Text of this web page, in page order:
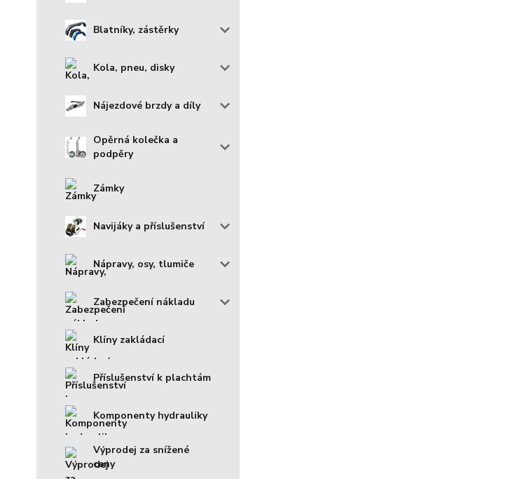
Blatníky, zástěrky
Kola, pneu, disky
Nájezdové brzdy a díly
Opěrná kolečka a
podpěry
Zámky
Navijáky a příslušenství
Nápravy, osy, tlumiče
Zabezpečení nákladu
Klíny zakládací
Příslušenství k plachtám
Komponenty hydrauliky
Výprodej za snížené
ceny